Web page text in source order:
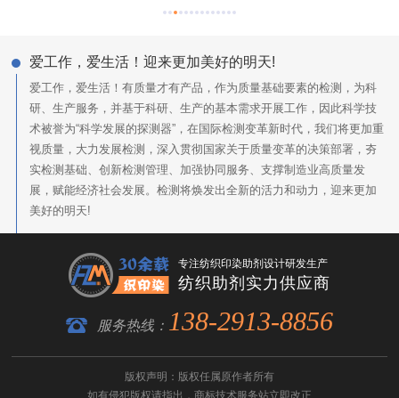
爱工作，爱生活！迎来更加美好的明天!
爱工作，爱生活！有质量才有产品，作为质量基础要素的检测，为科
研、生产服务，并基于科研、生产的基本需求开展工作，因此科学技
术被誉为“科学发展的探测器”，在国际检测变革新时代，我们将更加重
视质量，大力发展检测，深入贯彻国家关于质量变革的决策部署，夯
实检测基础、创新检测管理、加强协同服务、支撑制造业高质量发
展，赋能经济社会发展。检测将焕发出全新的活力和动力，迎来更加
美好的明天!
专注纺织印染助剂设计研发生产
纺织助剂实力供应商
服务热线： 138-2913-8856
版权声明：版权任属原作者所有
如有侵犯版权请指出， 商标技术服务站立即改正